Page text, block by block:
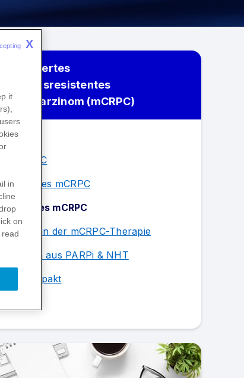
(mCRPC)
mCRPC
des mCRPC
des mCRPC
in der mCRPC-Therapie
aus PARPi & NHT
kompakt
it
in
on
X